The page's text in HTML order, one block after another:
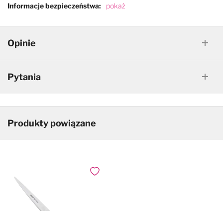
Informacje bezpieczeństwa pokaż
Opinie
Pytania
Produkty powiązane
Dodaj do ulubionych